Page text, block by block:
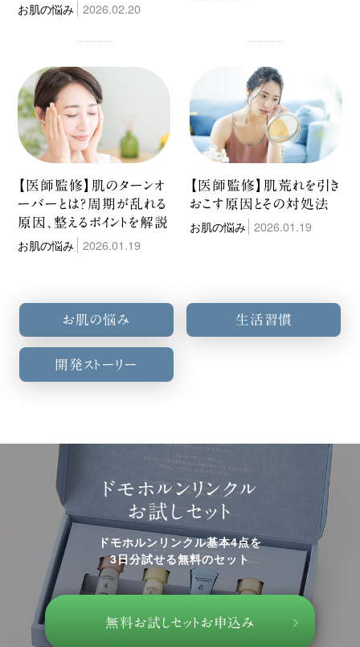
お肌の悩み 2026.02.20
【医師監修】肌のターンオ
ーバーとは？周期が乱れる
原因、整えるポイントを解説
お肌の悩み 2026.01.19
【医師監修】肌荒れを引き
おこす原因とその対処法
お肌の悩み 2026.01.19
お肌の悩み 生活習慣
開発ストーリー
ドモホルンリンクル
お試しセット
ドモホルンリンクル基本4点を
3日分試せる無料のセット
無料お試しセットお申込み